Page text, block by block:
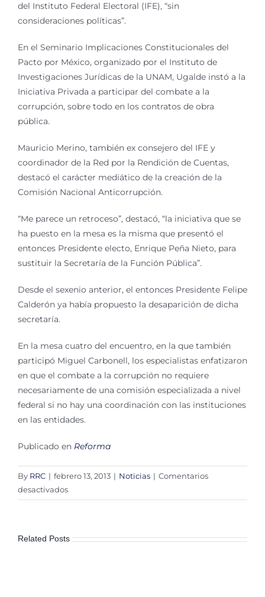
del Instituto Federal Electoral (IFE), “sin
consideraciones políticas”.
En el Seminario Implicaciones Constitucionales del
Pacto por México, organizado por el Instituto de
Investigaciones Jurídicas de la UNAM, Ugalde instó a la
Iniciativa Privada a participar del combate a la
corrupción, sobre todo en los contratos de obra
pública.
Mauricio Merino, también ex consejero del IFE y
coordinador de la Red por la Rendición de Cuentas,
destacó el carácter mediático de la creación de la
Comisión Nacional Anticorrupción.
“Me parece un retroceso”, destacó, “la iniciativa que se
ha puesto en la mesa es la misma que presentó el
entonces Presidente electo, Enrique Peña Nieto, para
sustituir la Secretaría de la Función Pública”.
Desde el sexenio anterior, el entonces Presidente Felipe
Calderón ya había propuesto la desaparición de dicha
secretaría.
En la mesa cuatro del encuentro, en la que también
participó Miguel Carbonell, los especialistas enfatizaron
en que el combate a la corrupción no requiere
necesariamente de una comisión especializada a nivel
federal si no hay una coordinación con las instituciones
en las entidades.
Publicado en Reforma
By RRC | febrero 13, 2013 | Noticias | Comentarios
desactivadosen
Ven
Anticorrupción
Related Posts